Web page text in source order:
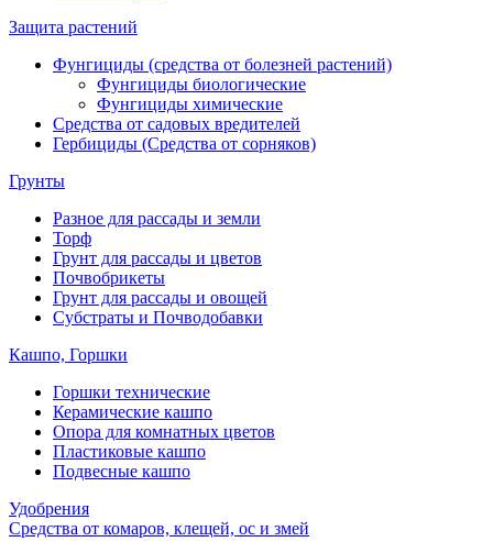
Защита растений
Фунгициды (средства от болезней растений)
Фунгициды биологические
Фунгициды химические
Средства от садовых вредителей
Гербициды (Средства от сорняков)
Грунты
Разное для рассады и земли
Торф
Грунт для рассады и цветов
Почвобрикеты
Грунт для рассады и овощей
Субстраты и Почводобавки
Кашпо, Горшки
Горшки технические
Керамические кашпо
Опора для комнатных цветов
Пластиковые кашпо
Подвесные кашпо
Удобрения
Средства от комаров, клещей, ос и змей